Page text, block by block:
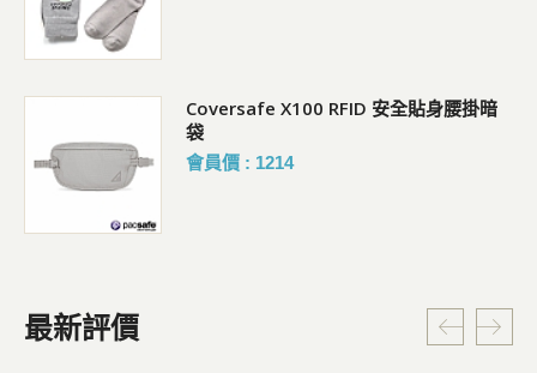
Coversafe X100 RFID 安全貼身腰掛暗
袋
會員價 : 1214
最新評價